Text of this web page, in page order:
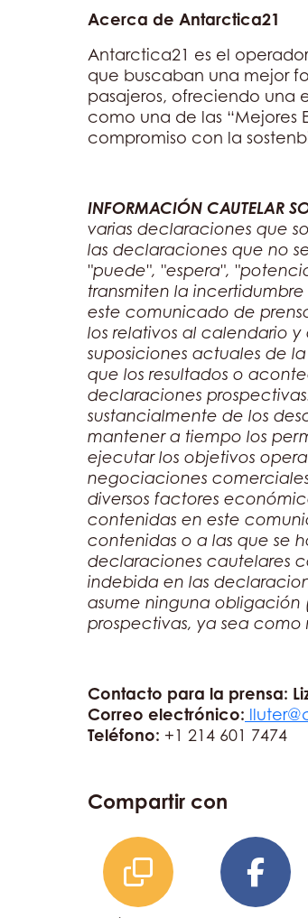
Acerca de Antarctica21
Antarctica21 es el
que buscaban una mejor
pasajeros, ofreciendo una
como una de las “Mejores
compromiso con la
INFORMACIÓN CAUTELAR
varias declaraciones que
las declaraciones que no
"puede", "espera",
transmiten la
este comunicado de
los relativos al calendario y
suposiciones actuales de
que los resultados o
declaraciones
sustancialmente de los
mantener a tiempo los
ejecutar los objetivos
negociaciones
diversos factores
contenidas en este
contenidas o a las que se
declaraciones cautelares
indebida en las
asume ninguna obligación
prospectivas, ya sea
Contacto para la prensa:
Correo electrónico:
Teléfono: +1 214 601 7474
Compartir con